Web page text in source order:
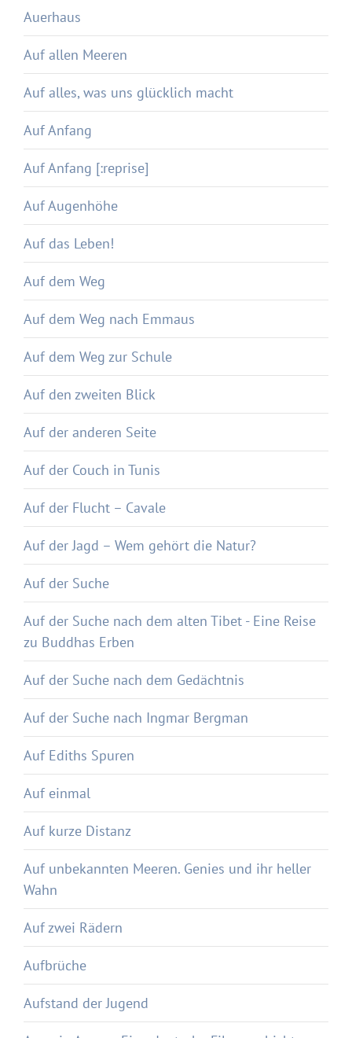
Auerhaus
Auf allen Meeren
Auf alles, was uns glücklich macht
Auf Anfang
Auf Anfang [:reprise]
Auf Augenhöhe
Auf das Leben!
Auf dem Weg
Auf dem Weg nach Emmaus
Auf dem Weg zur Schule
Auf den zweiten Blick
Auf der anderen Seite
Auf der Couch in Tunis
Auf der Flucht – Cavale
Auf der Jagd – Wem gehört die Natur?
Auf der Suche
Auf der Suche nach dem alten Tibet - Eine Reise
zu Buddhas Erben
Auf der Suche nach dem Gedächtnis
Auf der Suche nach Ingmar Bergman
Auf Ediths Spuren
Auf einmal
Auf kurze Distanz
Auf unbekannten Meeren. Genies und ihr heller
Wahn
Auf zwei Rädern
Aufbrüche
Aufstand der Jugend